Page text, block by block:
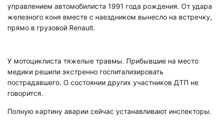
управлением автомобилиста 1991 года рождения. От удара
железного коня вместе с наездником вынесло на встречку,
прямо в грузовой Renault.
У мотоциклиста тяжелые травмы. Прибывшие на место
медики решили экстренно госпитализировать
пострадавшего. О состоянии других участников ДТП не
говорится.
Полную картину аварии сейчас устанавливают инспекторы.